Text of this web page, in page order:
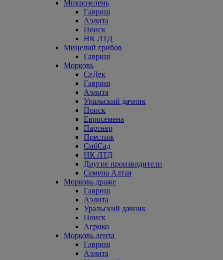
Микрозелень
Гавриш
Аэлита
Поиск
НК ЛТД
Мицелий грибов
Гавриш
Морковь
СеДек
Гавриш
Аэлита
Уральский дачник
Поиск
Евросемена
Партнер
Престиж
СибСад
НК ЛТД
Другие производители
Семена Алтая
Морковь драже
Гавриш
Аэлита
Уральский дачник
Поиск
Агрико
Морковь лента
Гавриш
Аэлита